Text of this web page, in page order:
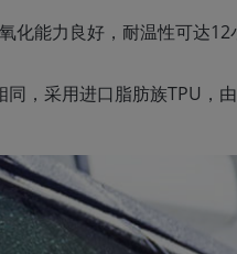
能力良好，耐温性可达12
，采用进口脂肪族TPU，